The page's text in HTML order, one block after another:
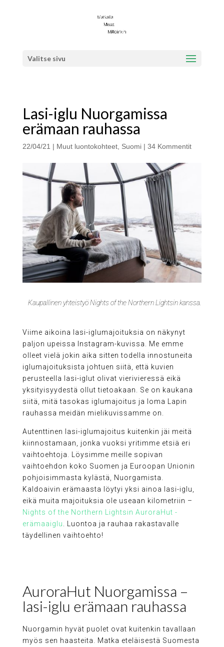
Valitse sivu
Lasi-iglu Nuorgamissa
erämaan rauhassa
22/04/21 | Muut luontokohteet, Suomi| 34 Kommentit
Kaupallinen yhteistyö Nights of the Northern Lightsin kanssa.
Viime aikoina lasi-iglumajoituksia on näkynyt
paljon upeissa Instagram-kuvissa. Me emme
olleet vielä jokin aika sitten todella innostuneita
iglumajoituksista johtuen siitä, että kuvien
perusteella lasi-iglut olivat vierivieressä eikä
yksityisyydestä ollut tietoakaan. Se on kaukana
siitä, mitä tasokas iglumajoitus ja loma Lapin
rauhassa meidän mielikuvissamme on.
Autenttinen lasi-iglumajoitus kuitenkin jäi meitä
kiinnostamaan, jonka vuoksi yritimme etsiä eri
vaihtoehtoja. Löysimme meille sopivan
vaihtoehdon koko Suomen ja Euroopan Unionin
pohjoisimmasta kylästä, Nuorgamista.
Kaldoaivin erämaasta löytyi yksi ainoa lasi-iglu,
eikä muita majoituksia ole useaan kilometriin –
Nights of the Northern Lightsin AuroraHut -
erämaaiglu
. Luontoa ja rauhaa rakastavalle
täydellinen vaihtoehto!
AuroraHut Nuorgamissa –
lasi-iglu erämaan rauhassa
Nuorgamin hyvät puolet ovat kuitenkin tavallaan
myös sen haasteita. Matka eteläisestä Suomesta